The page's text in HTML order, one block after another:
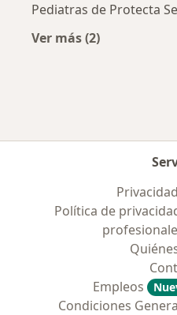
Pediatras de Protecta
Ver más (2)
Política de
Empleos
Condiciones